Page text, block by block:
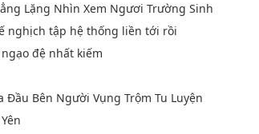
Lặng Nhìn Xem Ngươi Trường Sinh
nghịch tập hệ thống liền tới rồi
đệ nhất kiếm
Đầu Bên Người Vụng Trộm Tu Luyện